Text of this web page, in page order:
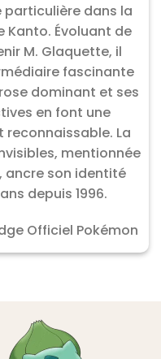
particulière dans la
Kanto. Évoluant de
M. Glaquette, il
fascinante
dominant et ses
en font une
La
mentionnée
ancre son identité
depuis 1996.
Officiel Pokémon